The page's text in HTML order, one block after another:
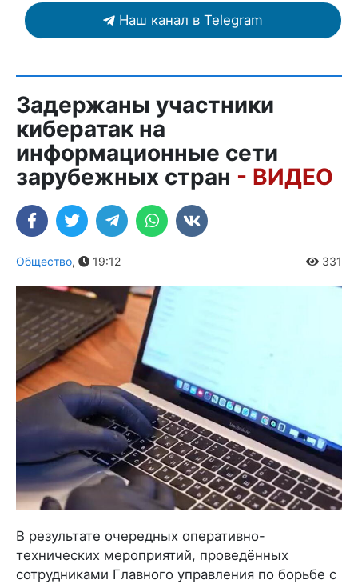
Наш канал в Telegram
Задержаны участники
кибератак на
информационные сети
зарубежных стран - ВИДЕО
Общество, 19:12 331
В результате очередных оперативно-
технических мероприятий, проведённых
сотрудниками Главного управления по борьбе с